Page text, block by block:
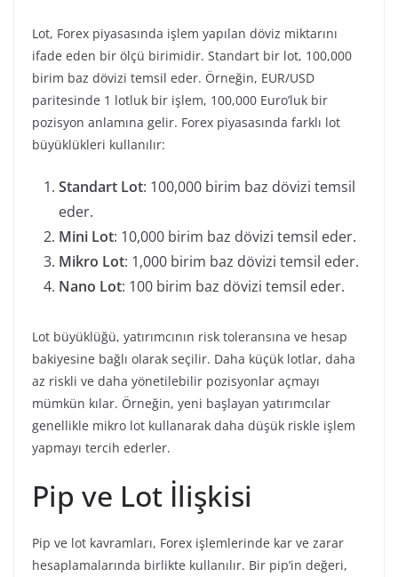
Lot, Forex piyasasında işlem yapılan döviz miktarını
ifade eden bir ölçü birimidir. Standart bir lot, 100,000
birim baz dövizi temsil eder. Örneğin, EUR/USD
paritesinde 1 lotluk bir işlem, 100,000 Euro’luk bir
pozisyon anlamına gelir. Forex piyasasında farklı lot
büyüklükleri kullanılır:
Standart Lot: 100,000 birim baz dövizi temsil
eder.
Mini Lot: 10,000 birim baz dövizi temsil eder.
Mikro Lot: 1,000 birim baz dövizi temsil eder.
Nano Lot: 100 birim baz dövizi temsil eder.
Lot büyüklüğü, yatırımcının risk toleransına ve hesap
bakiyesine bağlı olarak seçilir. Daha küçük lotlar, daha
az riskli ve daha yönetilebilir pozisyonlar açmayı
mümkün kılar. Örneğin, yeni başlayan yatırımcılar
genellikle mikro lot kullanarak daha düşük riskle işlem
yapmayı tercih ederler.
Pip ve Lot İlişkisi
Pip ve lot kavramları, Forex işlemlerinde kar ve zarar
hesaplamalarında birlikte kullanılır. Bir pip’in değeri,